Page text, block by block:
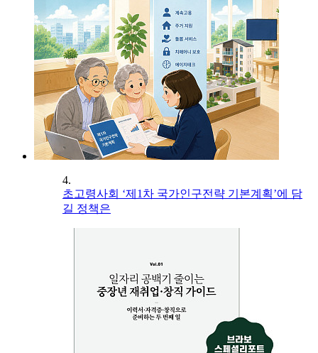
4.
초고령사회 ‘제1차 국가인구전략 기본계획’에 담
길 정책은